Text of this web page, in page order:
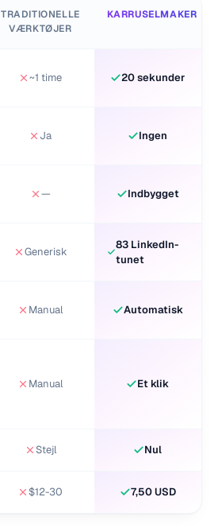
TRADITIONELLE
VÆRKTØJER
KARRUSELMAKER
~1 time 20 sekunder
Ja Ingen
— Indbygget
Generisk
83 LinkedIn-
tunet
Manual Automatisk
Manual Et klik
Stejl Nul
$12-30 7,50 USD